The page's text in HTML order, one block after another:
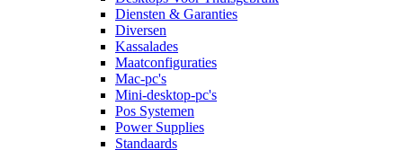
Diensten & Garanties
Diversen
Kassalades
Maatconfiguraties
Mac-pc's
Mini-desktop-pc's
Pos Systemen
Power Supplies
Standaards